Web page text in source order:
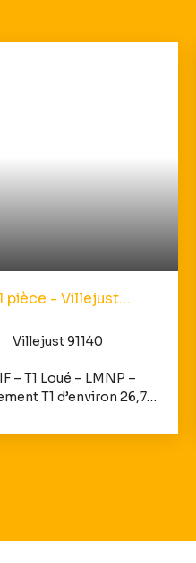
pièce - Villejust
Villejust 91140
– T1 Loué – LMNP –
T1 d’environ 26,79
Loué